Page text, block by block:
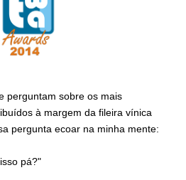
perguntam sobre os mais
à margem da fileira vínica
pergunta ecoar na minha mente:
pá?"